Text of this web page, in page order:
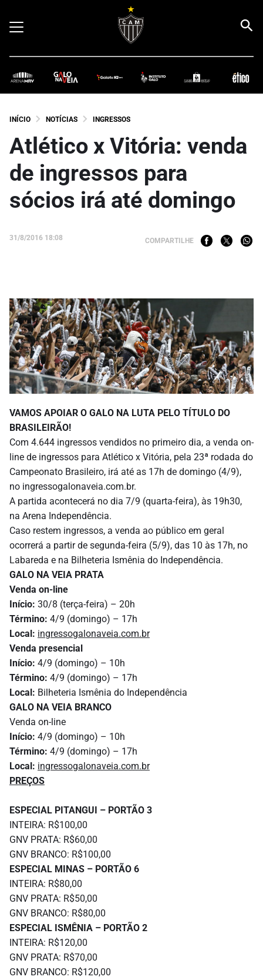
INÍCIO NOTÍCIAS INGRESSOS
Atlético x Vitória: venda
de ingressos para
sócios irá até domingo
31/8/2016 18:08 COMPARTILHE
VAMOS APOIAR O GALO NA LUTA PELO TÍTULO DO
BRASILEIRÃO!
Com 4.644 ingressos vendidos no primeiro dia, a venda on-
line de ingressos para Atlético x Vitória, pela 23ª rodada do
Campeonato Brasileiro, irá até as 17h de domingo (4/9),
no ingressogalonaveia.com.br.
A partida acontecerá no dia 7/9 (quarta-feira), às 19h30,
na Arena Independência.
Caso restem ingressos, a venda ao público em geral
ocorrerá a partir de segunda-feira (5/9), das 10 às 17h, no
Labareda e na Bilheteria Ismênia do Independência.
GALO NA VEIA PRATA
Venda on-line
Início: 30/8 (terça-feira) – 20h
Término: 4/9 (domingo) – 17h
Local: ingressogalonaveia.com.br
Venda presencial
Início: 4/9 (domingo) – 10h
Término: 4/9 (domingo) – 17h
Local: Bilheteria Ismênia do Independência
GALO NA VEIA BRANCO
Venda on-line
Início: 4/9 (domingo) – 10h
Término: 4/9 (domingo) – 17h
Local: ingressogalonaveia.com.br
PREÇOS
ESPECIAL PITANGUI – PORTÃO 3
INTEIRA: R$100,00
GNV PRATA: R$60,00
GNV BRANCO: R$100,00
ESPECIAL MINAS – PORTÃO 6
INTEIRA: R$80,00
GNV PRATA: R$50,00
GNV BRANCO: R$80,00
ESPECIAL ISMÊNIA – PORTÃO 2
INTEIRA: R$120,00
GNV PRATA: R$70,00
GNV BRANCO: R$120,00